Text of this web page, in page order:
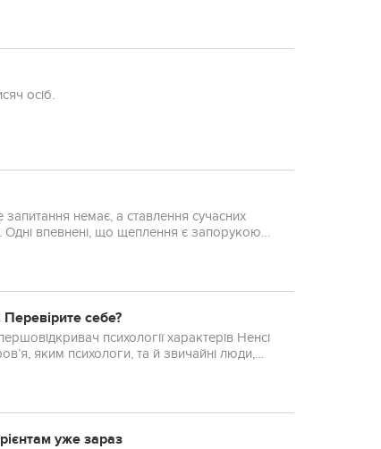
осіб.
запитання немає, а ставлення сучасних
Одні впевнені, що щеплення є запорукою
себе?
психології характерів Ненсі
та й звичайні люди,
уже зараз